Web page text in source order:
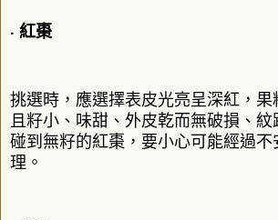
‧ 紅棗
挑選時，應選擇表皮光亮呈深紅，果
且籽小、味甜、外皮乾而無破損、
碰到無籽的紅棗，要小心可能經過不
理。